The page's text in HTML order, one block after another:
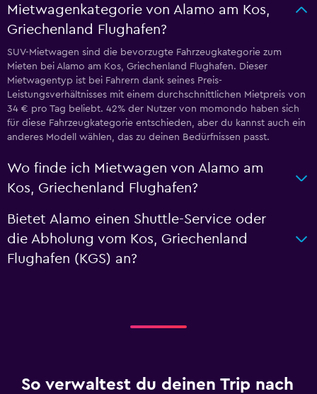
Mietwagenkategorie von Alamo am Kos,
Griechenland Flughafen?
SUV-Mietwagen sind die bevorzugte Fahrzeugkategorie zum
Mieten bei Alamo am Kos, Griechenland Flughafen. Dieser
Mietwagentyp ist bei Fahrern dank seines Preis-
Leistungsverhältnisses mit einem durchschnittlichen Mietpreis von
34 € pro Tag beliebt. 42% der Nutzer von momondo haben sich
für diese Fahrzeugkategorie entschieden, aber du kannst auch ein
anderes Modell wählen, das zu deinen Bedürfnissen passt.
Wo finde ich Mietwagen von Alamo am
Kos, Griechenland Flughafen?
Bietet Alamo einen Shuttle-Service oder
die Abholung vom Kos, Griechenland
Flughafen (KGS) an?
So verwaltest du deinen Trip nach